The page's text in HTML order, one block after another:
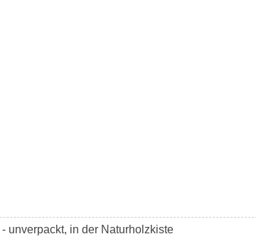
- unverpackt, in der Naturholzkiste